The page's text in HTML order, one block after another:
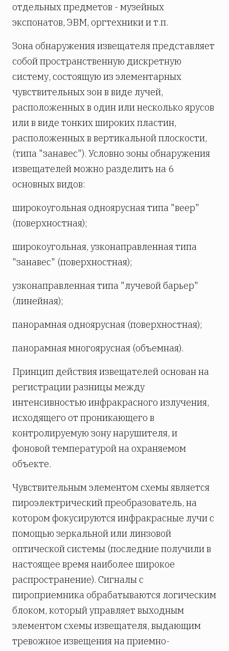
отдельных предметов - музейных
экспонатов, ЭВМ, оргтехники и т.п.
Зона обнаружения извещателя представляет
собой пространственную дискретную
систему, состоящую из элементарных
чувствительных зон в виде лучей,
расположенных в один или несколько ярусов
или в виде тонких широких пластин,
расположенных в вертикальной плоскости,
(типа "занавес"). Условно зоны обнаружения
извещателей можно разделить на 6
основных видов:
широкоугольная одноярусная типа "веер"
(поверхностная);
широкоугольная, узконаправленная типа
"занавес" (поверхностная);
узконаправленная типа "лучевой барьер"
(линейная);
панорамная одноярусная (поверхностная);
панорамная многоярусная (объемная).
Принцип действия извещателей основан на
регистрации разницы между
интенсивностью инфракрасного излучения,
исходящего от проникающего в
контролируемую зону нарушителя, и
фоновой температурой на охраняемом
объекте.
Чувствительным элементом схемы является
пироэлектрический преобразователь, на
котором фокусируются инфракрасные лучи с
помощью зеркальной или линзовой
оптической системы (последние получили в
настоящее время наиболее широкое
распространение). Сигналы с
пироприемника обрабатываются логическим
блоком, который управляет выходным
элементом схемы извещателя, выдающим
тревожное извещения на приемно-